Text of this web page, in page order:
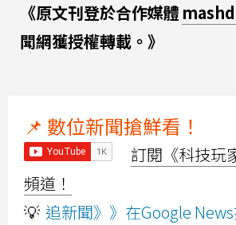
《原文刊登於合作媒體
聞網獲授權轉載。》
📌 數位新聞搶鮮看！
訂閱《科技玩
頻道！
💡 追新聞》》在Google